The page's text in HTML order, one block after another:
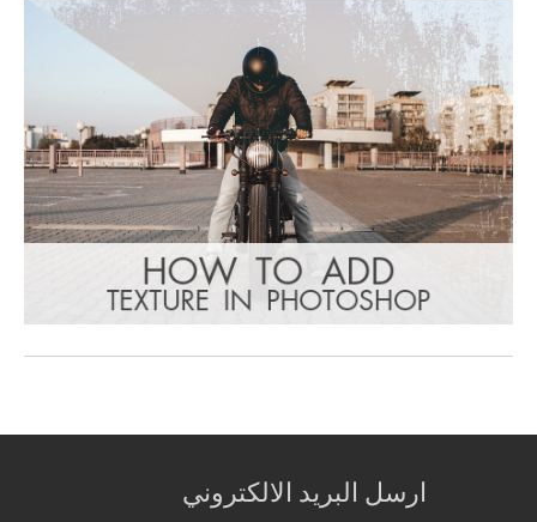
ارسل البريد الالكتروني